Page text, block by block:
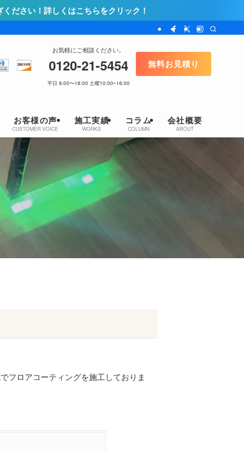
らをクリック！
お客様の声
CUSTOMER VOICE
施工実績
WORKS
コラム
COLUMN
会社概要
ABOUT
お気軽にご相談ください。
0120-21-5454
平日 9:00〜18:00 土曜10:00~16:00
無料お見積り
フロアコーティングを施工しておりま